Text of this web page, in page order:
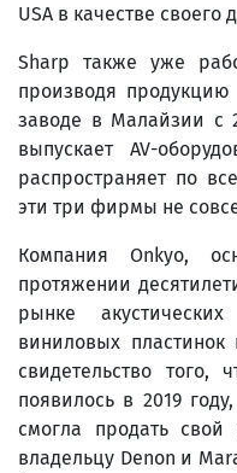
USA в качестве
Sharp также уже
производя
заводе в Малайзии с
выпускает AV-
распространяет по
эти три фирмы не
Компания Onkyo,
протяжении
рынке
виниловых
свидетельство
появилось в 2019
смогла продать
владельцу Denon и